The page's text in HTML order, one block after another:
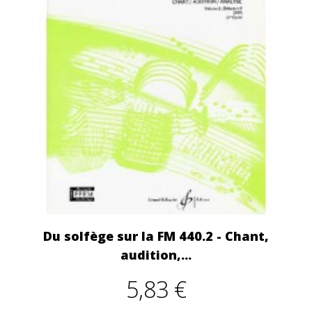
Du solfège sur la FM 440.2 - Chant,
audition,...
5,83 €